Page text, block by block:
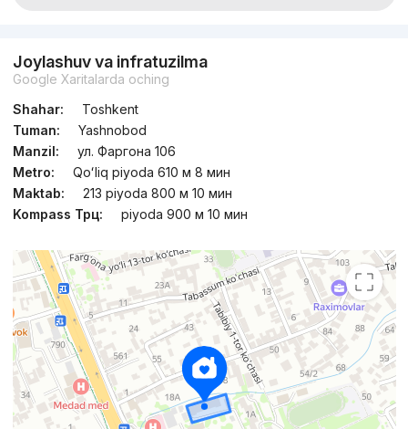
Joylashuv va infratuzilma
Google Xaritalarda oching
Shahar:
Toshkent
Tuman:
Yashnobod
Manzil:
ул. Фаргона 106
Metro:
Qoʻliq piyoda 610 м 8 мин
Maktab:
213 piyoda 800 м 10 мин
Kompass Трц:
piyoda 900 м 10 мин